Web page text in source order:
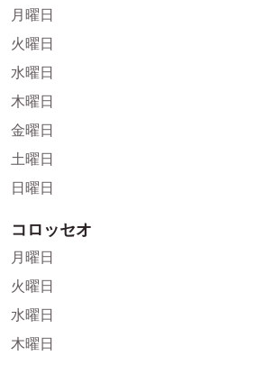
月曜日
火曜日
水曜日
木曜日
金曜日
土曜日
日曜日
コロッセオ
月曜日
火曜日
水曜日
木曜日